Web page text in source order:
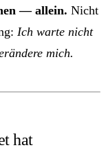
— allein. Nicht
Ich warte nicht
mich.
hat